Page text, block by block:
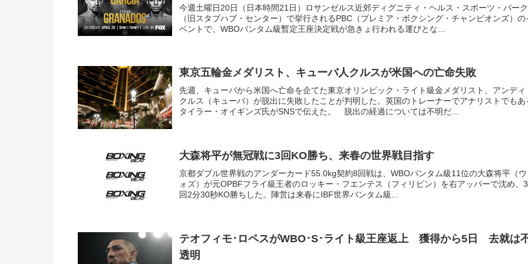
今週土曜日20日（日本時間21日）ロサンゼルス近郊ディグニティ・ヘルス・スポーツ・パーク
（旧スタブハブ・センター）で挙行されるPBC（プレミア・ボクシング・チャンピオンズ）の
ベントで、WBOバンタム級暫定王座決定戦が急きょ行われる運びとな...
東京五輪金メダリスト、キューバ人クルスが米国への亡命失敗
先週、キューバから米国へ亡命を企てた東京オリンピック・ライト級金メダリスト、アンディ
クルス（キューバ）が脱出に失敗したことが判明した。英国のトレーナーでアナリストでもあ
タイラー・オイギンズ氏がSNSで伝えた。 脱出の経過については不明だ...
大森将平が無冠戦に3回KO勝ち、来春の世界戦目指す
京都ダブル世界戦のアンダーカード55.0kg契約8回戦は、WBOバンタム級11位の大森将平（ウ
ォズ）が元OPBFフライ級王者のロッキー・フエンテス（フィリピン）を右アッパーで沈め、3
回2分30秒KO勝ちした。陣営は来春にIBF世界バンタム級...
テオフィモ･ロペスがWBO･S･ライト級王座返上 獲得から5日 去就は
透明